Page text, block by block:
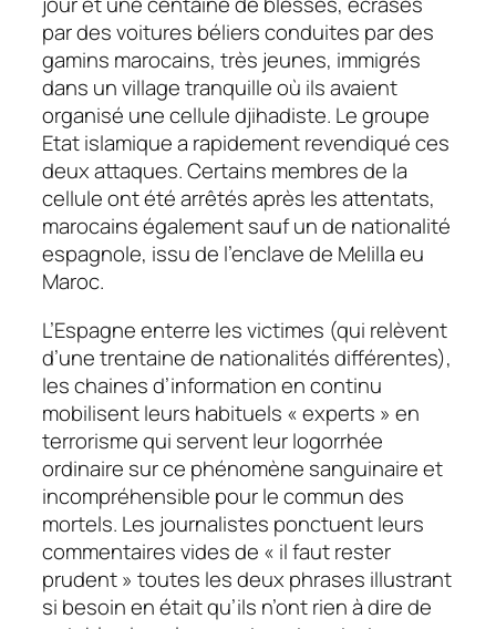
par des voitures béliers conduites par des
gamins marocains, très jeunes, immigrés
dans un village tranquille où ils avaient
organisé une cellule djihadiste. Le groupe
Etat islamique a rapidement revendiqué ces
deux attaques. Certains membres de la
cellule ont été arrêtés après les attentats,
marocains également sauf un de nationalité
espagnole, issu de l’enclave de Melilla eu
Maroc.
L’Espagne enterre les victimes (qui relèvent
d’une trentaine de nationalités différentes),
les chaines d’information en continu
mobilisent leurs habituels « experts » en
terrorisme qui servent leur logorrhée
ordinaire sur ce phénomène sanguinaire et
incompréhensible pour le commun des
mortels. Les journalistes ponctuent leurs
commentaires vides de « il faut rester
prudent » toutes les deux phrases illustrant
si besoin en était qu’ils n’ont rien à dire de